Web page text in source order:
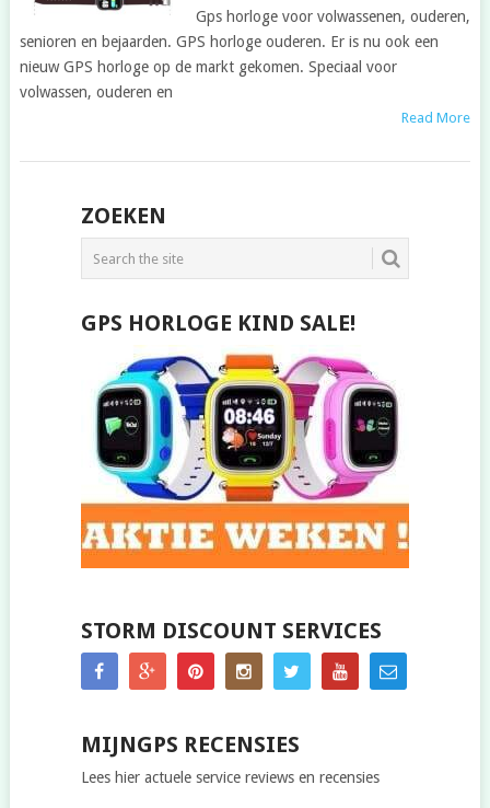
Gps horloge voor volwassenen, ouderen,
senioren en bejaarden. GPS horloge ouderen. Er is nu ook een
nieuw GPS horloge op de markt gekomen. Speciaal voor
volwassen, ouderen en
Read More
POSTS
NAVIGATION
ZOEKEN
GPS HORLOGE KIND SALE!
STORM DISCOUNT SERVICES
MIJNGPS RECENSIES
Lees hier actuele service reviews en recensies